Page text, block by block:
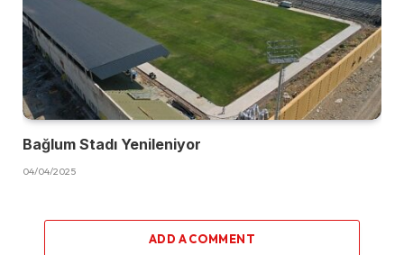
Bağlum Stadı Yenileniyor
04/04/2025
ADD A COMMENT